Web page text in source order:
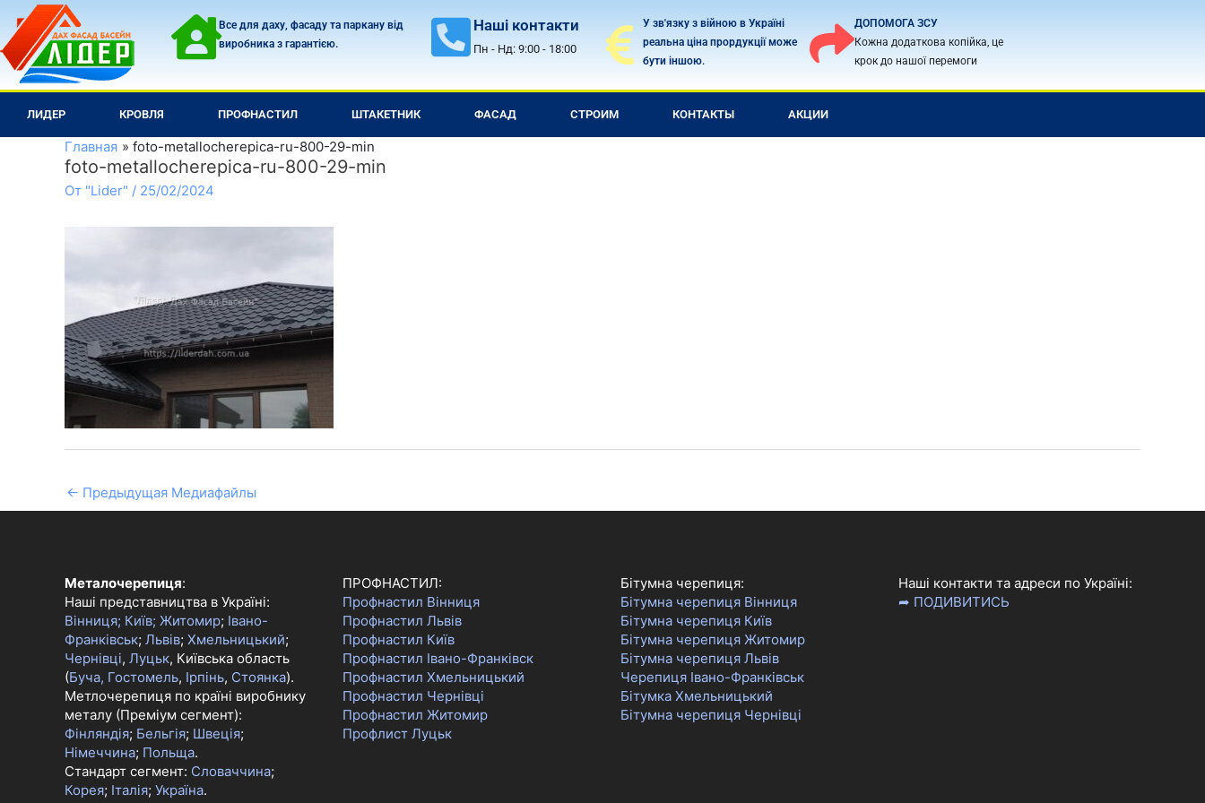
Перейти
содержимому
Все для даху, фасаду та паркану від
виробника з гарантією.
Наші контакти
Пн - Нд: 9:00 - 18:00
У зв'язку з війною в Україні
реальна ціна прордукції може
бути іншою.
ДОПОМОГА ЗСУ
Кожна додаткова копійка, це
крок до нашої перемоги
ЛИДЕР КРОВЛЯ ПРОФНАСТИЛ ШТАКЕТНИК ФАСАД СТРОИМ КОНТАКТЫ АКЦИИ
Главная foto-metallocherepica-ru-800-29-min
foto-metallocherepica-ru-800-29-min
От "Lider" / 25/02/2024
← Предыдущая Медиафайлы
Металочерепиця:
Наші представництва в Україні:
Вінниця; Київ; Житомир; Івано-
Франківськ; Львів; Хмельницький;
Чернівці, Луцьк, Київська область
(Буча, Гостомель, Ірпінь, Стоянка).
Метлочерепиця по країні виробнику
металу (Преміум сегмент):
Фінляндія; Бельгія; Швеція;
Німеччина; Польща.
Стандарт сегмент: Словаччина;
Корея; Італія; Україна.
ПРОФНАСТИЛ:
Профнастил Вінниця
Профнастил Львів
Профнастил Київ
Профнастил Івано-Франківск
Профнастил Хмельницький
Профнастил Чернівці
Профнастил Житомир
Профлист Луцьк
Бітумна черепиця:
Бітумна черепиця Вінниця
Бітумна черепиця Київ
Бітумна черепиця Житомир
Бітумна черепиця Львів
Черепиця Івано-Франківськ
Бітумка Хмельницький
Бітумна черепиця Чернівці
Наші контакти та адреси по Україні:
➦ ПОДИВИТИСЬ